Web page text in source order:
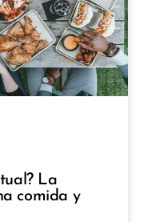
La
comida y